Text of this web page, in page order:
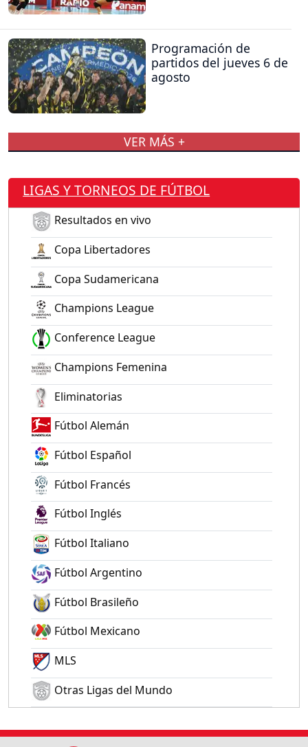
Programación de
partidos del jueves 6 de
agosto
VER MÁS +
LIGAS Y TORNEOS DE FÚTBOL
Resultados en vivo
Copa Libertadores
Copa Sudamericana
Champions League
Conference League
Champions Femenina
Eliminatorias
Fútbol Alemán
Fútbol Español
Fútbol Francés
Fútbol Inglés
Fútbol Italiano
Fútbol Argentino
Fútbol Brasileño
Fútbol Mexicano
MLS
Otras Ligas del Mundo